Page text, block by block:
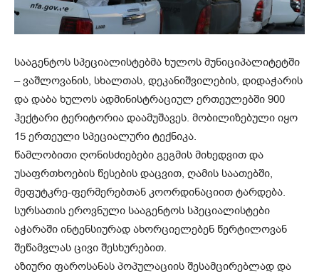
სააგენტოს სპეციალისტებმა ხულოს მუნიციპალიტეტში
– ვაშლოვანის, სხალთას, დეკანიშვილების, დიდაჭარის
და დაბა ხულოს ადმინისტრაციულ ერთეულებში 900
ჰექტარი ტერიტორია დაამუშავეს. მობილიზებული იყო
15 ერთეული სპეციალური ტექნიკა.
წამლობითი ღონისძიებები გეგმის მიხედვით და
უსაფრთხოების წესების დაცვით, ღამის საათებში,
მეფუტკრე-ფერმერებთან კოორდინაციით ტარდება.
სურსათის ეროვნული სააგენტოს სპეციალისტები
აჭარაში ინტენსიურად ახორციელებენ წერტილოვან
შეწამვლას ცივი შესხურებით.
აზიური ფაროსანას პოპულაციის შესამცირებლად და